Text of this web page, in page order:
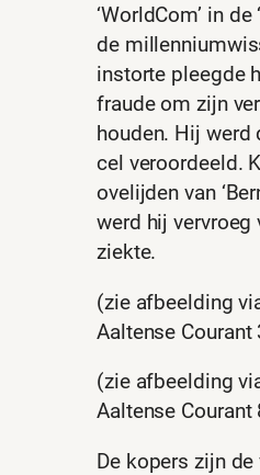
‘WorldCom’ in de
de
instorte pleegde
fraude om zijn
houden. Hij
cel veroordeeld.
ovelijden van
werd hij vervroeg
ziekte.
(zie afbeelding
Aaltense Courant
(zie afbeelding
Aaltense Courant
De kopers zijn